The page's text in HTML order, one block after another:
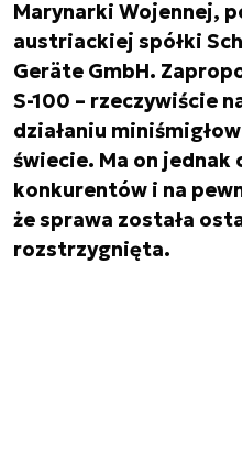
Marynarki Wojennej,
austriackiej spółki
Geräte GmbH.
S-100 – rzeczywiście
działaniu
świecie. Ma on jednak
konkurentów i na
że sprawa została
rozstrzygnięta.